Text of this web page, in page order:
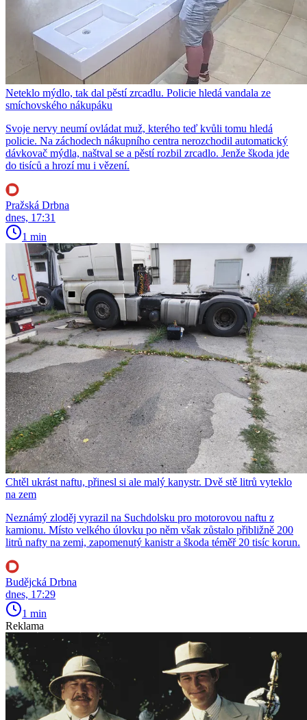
Neteklo mýdlo, tak dal pěstí zrcadlu. Policie hledá vandala ze
smíchovského nákupáku
Svoje nervy neumí ovládat muž, kterého teď kvůli tomu hledá
policie. Na záchodech nákupního centra nerozchodil automatický
dávkovač mýdla, naštval se a pěstí rozbil zrcadlo. Jenže škoda jde
do tisíců a hrozí mu i vězení.
Pražská Drbna
dnes, 17:31
1 min
Chtěl ukrást naftu, přinesl si ale malý kanystr. Dvě stě litrů vyteklo
na zem
Neznámý zloděj vyrazil na Suchdolsku pro motorovou naftu z
kamionu. Místo velkého úlovku po něm však zůstalo přibližně 200
litrů nafty na zemi, zapomenutý kanistr a škoda téměř 20 tisíc korun.
Budějcká Drbna
dnes, 17:29
1 min
Reklama